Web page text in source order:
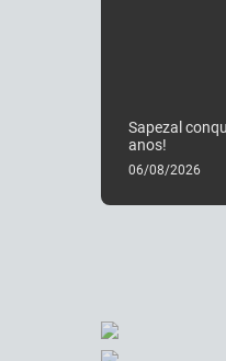
Sapezal
anos!
06/08/2026